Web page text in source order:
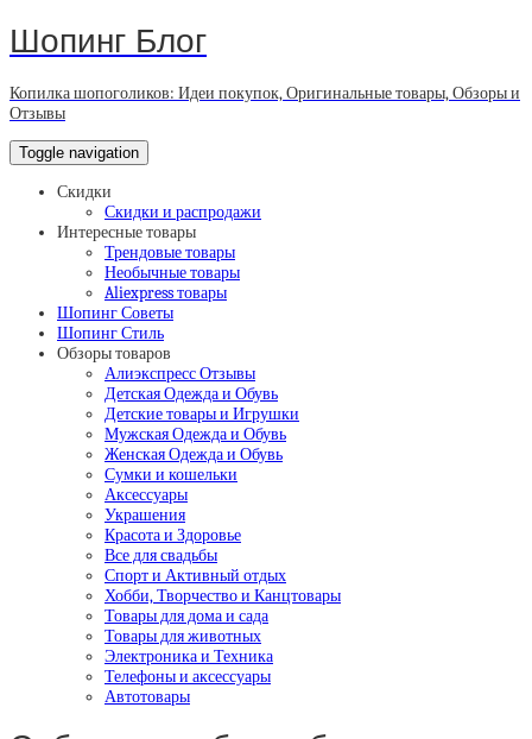
Шопинг Блог
Копилка шопоголиков: Идеи покупок, Оригинальные товары, Обзоры и
Отзывы
Toggle navigation
Скидки
Скидки и распродажи
Интересные товары
Трендовые товары
Необычные товары
Aliexpress товары
Шопинг Советы
Шопинг Стиль
Обзоры товаров
Алиэкспресс Отзывы
Детская Одежда и Обувь
Детские товары и Игрушки
Мужская Одежда и Обувь
Женская Одежда и Обувь
Сумки и кошельки
Аксессуары
Украшения
Красота и Здоровье
Все для свадьбы
Спорт и Активный отдых
Хобби, Творчество и Канцтовары
Товары для дома и сада
Товары для животных
Электроника и Техника
Телефоны и аксессуары
Автотовары